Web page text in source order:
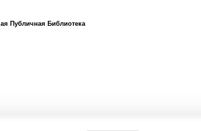
Публичная Библиотека